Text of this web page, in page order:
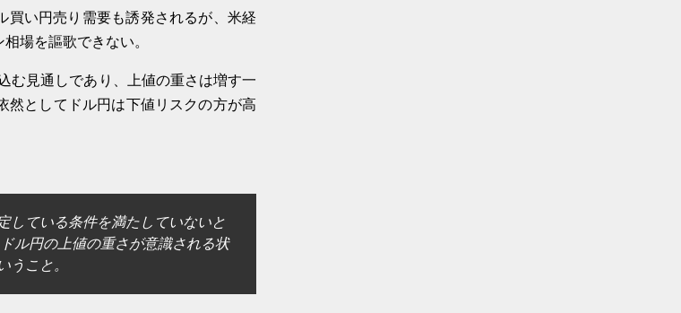
買い円売り需要も誘発されるが、米経
場を謳歌できない。
む見通しであり、上値の重さは増す一
然としてドル円は下値リスクの方が高
している条件を満たしていないと
ル円の上値の重さが意識される状
こと。